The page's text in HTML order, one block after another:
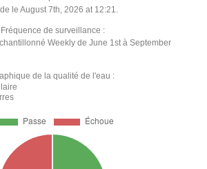
le August 7th, 2026 at 12:21.
Fréquence de surveillance :
Weekly de June 1st à September
de la qualité de l'eau :